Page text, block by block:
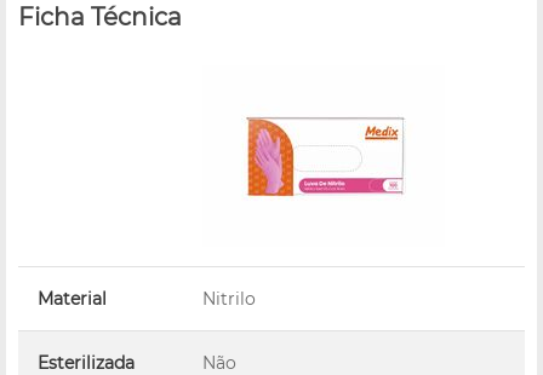
Ficha Técnica
Material Nitrilo
Esterilizada Não